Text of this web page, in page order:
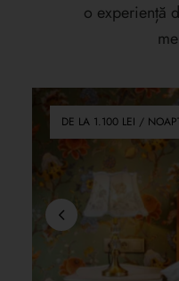
o experiență
DE LA 1.100 LEI /